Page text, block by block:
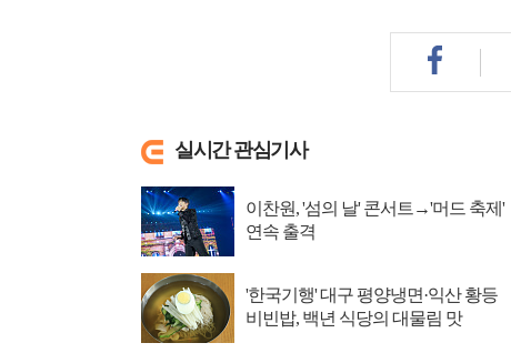
실시간 관심기사
이찬원, '섬의 날' 콘서트→'머드 축제'
연속 출격
'한국기행' 대구 평양냉면·익산 황등
비빈밥, 백년 식당의 대물림 맛